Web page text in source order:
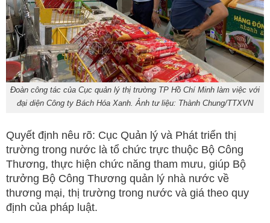
Đoàn công tác của Cục quản lý thị trường TP Hồ Chí Minh làm việc với
đại diện Công ty Bách Hóa Xanh. Ảnh tư liệu: Thành Chung/TTXVN
Quyết định nêu rõ: Cục Quản lý và Phát triển thị
trường trong nước là tổ chức trực thuộc Bộ Công
Thương, thực hiện chức năng tham mưu, giúp Bộ
trưởng Bộ Công Thương quản lý nhà nước về
thương mại, thị trường trong nước và giá theo quy
định của pháp luật.